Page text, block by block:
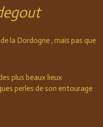
la Dordogne , mais pas que
plus beaux lieux
perles de son entourage